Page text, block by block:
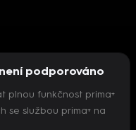
přehrávač
podporováno
plnou funkčnost prima+
se službou prima+ na